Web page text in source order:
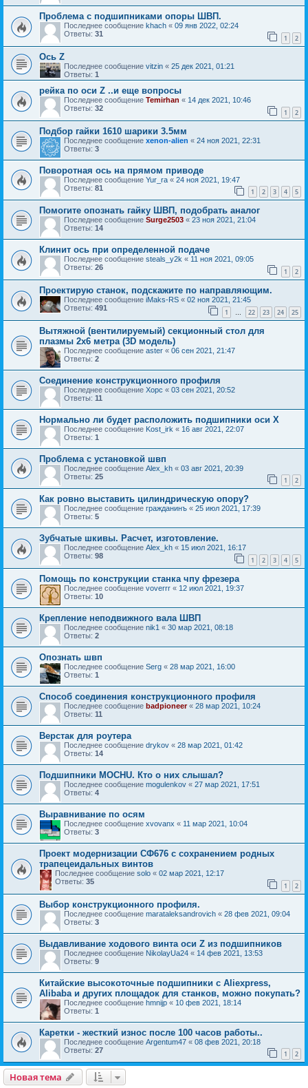
Проблема с подшипниками опоры ШВП.
Последнее сообщение khach « 09 янв 2022, 02:24
Ответы: 31 1 2
Ось Z
Последнее сообщение vitzin « 25 дек 2021, 01:21
Ответы: 1
рейка по оси Z ..и еще вопросы
Последнее сообщение Temirhan « 14 дек 2021, 10:46
Ответы: 32 1 2
Подбор гайки 1610 шарики 3.5мм
Последнее сообщение xenon-alien « 24 ноя 2021, 22:31
Ответы: 3
Поворотная ось на прямом приводе
Последнее сообщение Yur_ra « 24 ноя 2021, 19:47
Ответы: 81 1 2 3 4 5
Помогите опознать гайку ШВП, подобрать аналог
Последнее сообщение Surge2503 « 23 ноя 2021, 21:04
Ответы: 14
Клинит ось при определенной подаче
Последнее сообщение steals_y2k « 11 ноя 2021, 09:05
Ответы: 26 1 2
Проектирую станок, подскажите по направляющим.
Последнее сообщение iMaks-RS « 02 ноя 2021, 21:45
Ответы: 491 1 … 22 23 24 25
Вытяжной (вентилируемый) секционный стол для
плазмы 2х6 метра (3D модель)
Последнее сообщение aster « 06 сен 2021, 21:47
Ответы: 2
Соединение конструкционного профиля
Последнее сообщение Xopc « 03 сен 2021, 20:52
Ответы: 11
Нормально ли будет расположить подшипники оси X
Последнее сообщение Kost_irk « 16 авг 2021, 22:07
Ответы: 1
Проблема с установкой швп
Последнее сообщение Alex_kh « 03 авг 2021, 20:39
Ответы: 25 1 2
Как ровно выставить цилиндрическую опору?
Последнее сообщение гражданинъ « 25 июл 2021, 17:39
Ответы: 5
Зубчатые шкивы. Расчет, изготовление.
Последнее сообщение Alex_kh « 15 июл 2021, 16:17
Ответы: 98 1 2 3 4 5
Помощь по конструкции станка чпу фрезера
Последнее сообщение voverrr « 12 июл 2021, 19:37
Ответы: 10
Крепление неподвижного вала ШВП
Последнее сообщение nik1 « 30 мар 2021, 08:18
Ответы: 2
Опознать швп
Последнее сообщение Serg « 28 мар 2021, 16:00
Ответы: 1
Способ соединения конструкционного профиля
Последнее сообщение badpioneer« 28 мар 2021, 10:24
Ответы: 11
Верстак для роутера
Последнее сообщение drykov « 28 мар 2021, 01:42
Ответы: 14
Подшипники MOCHU. Кто о них слышал?
Последнее сообщение mogulenkov « 27 мар 2021, 17:51
Ответы: 4
Выравнивание по осям
Последнее сообщение xvovanx « 11 мар 2021, 10:04
Ответы: 3
Проект модернизации СФ676 с сохранением родных
трапецеидальных винтов
Последнее сообщение solo « 02 мар 2021, 12:17
Ответы: 35 1 2
Выбор конструкционного профиля.
Последнее сообщение marataleksandrovich « 28 фев 2021, 09:04
Ответы: 3
Выдавливание ходового винта оси Z из подшипников
Последнее сообщение NikolayUa24 « 14 фев 2021, 13:53
Ответы: 9
Китайские высокоточные подшипники с Aliexpress,
Alibaba и других площадок для станков, можно покупать?
Последнее сообщение hmnijp « 10 фев 2021, 18:14
Ответы: 1
Каретки - жесткий износ после 100 часов работы..
Последнее сообщение Argentum47 « 08 фев 2021, 20:18
Ответы: 27 1 2
Новая тема